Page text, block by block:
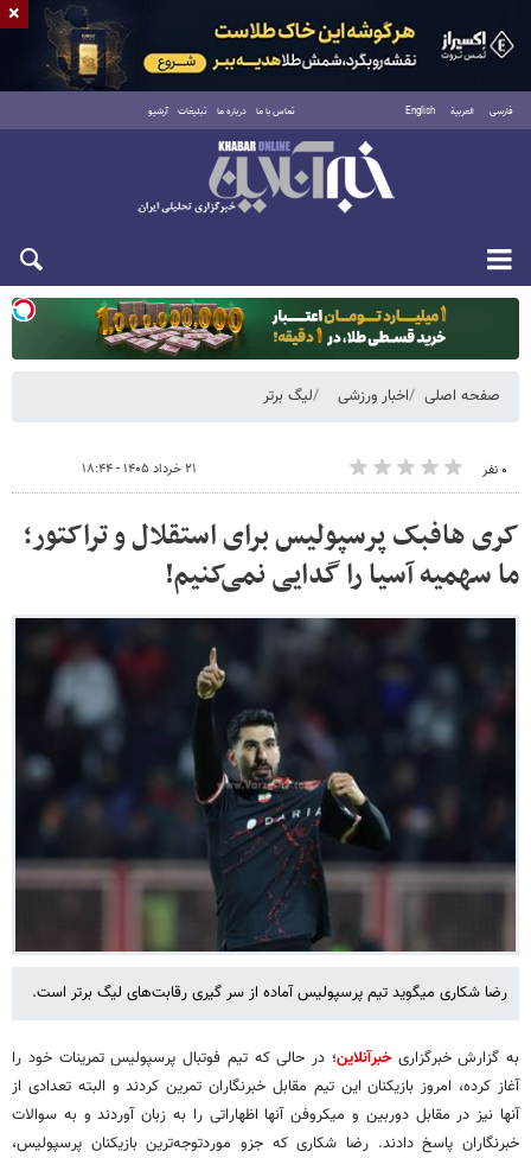
فارسی العربية English تماس با ما درباره ما تبلیغات آرشیو
دوشنبه ۱۹ مرداد ۱۴۰۵
صفحه اصلی اخبار ورزشی لیگ برتر
۰ نفر ۲۱ خرداد ۱۴۰۵ - ۱۸:۴۴
کری هافبک پرسپولیس برای استقلال و تراکتور؛
ما سهمیه آسیا را گدایی نمی‌کنیم!
رضا شکاری میگوید تیم پرسپولیس آماده از سر گیری رقابت‌های لیگ برتر است.
به گزارش خبرگزاریخبرآنلاین؛ در حالی که تیم فوتبال پرسپولیس تمرینات خود را
آغاز کرده، امروز بازیکنان این تیم مقابل خبرنگاران تمرین کردند و البته تعدادی از
آنها نیز در مقابل دوربین و میکروفن آنها اظهاراتی را به زبان آوردند و به سوالات
خبرنگاران پاسخ دادند. رضا شکاری که جزو موردتوجه‌ترین بازیکنان پرسپولیس،
×